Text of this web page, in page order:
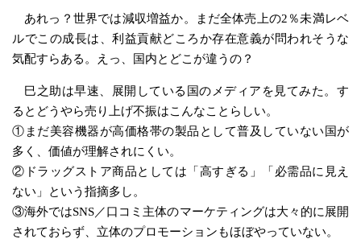
あれっ？世界では減収増益か。まだ全体売上の2％未満レベ
ルでこの成長は、利益貢献どころか存在意義が問われそうな
気配すらある。えっ、国内とどこが違うの？
巳之助は早速、展開している国のメディアを見てみた。す
るとどうやら売り上げ不振はこんなことらしい。
①まだ美容機器が高価格帯の製品として普及していない国が
多く、価値が理解されにくい。
②ドラッグストア商品としては「高すぎる」「必需品に見え
ない」という指摘多し。
③海外ではSNS／口コミ主体のマーケティングは大々的に展開
されておらず、立体のプロモーションもほぼやっていない。